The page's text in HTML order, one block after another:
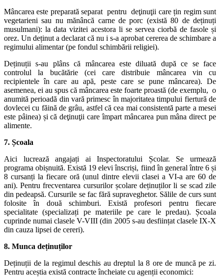
Mâncarea este preparată separat pentru deţinuţii care țin regim sunt
vegetarieni sau nu mănâncă carne de porc (există 80 de deținuți
musulmani): la data vizitei acestora li se servea ciorbă de fasole și
orez. Un deținut a declarat că nu i s-a aprobat cererea de schimbare a
regimului alimentar (pe fondul schimbării religiei).
Deținuții s-au plâns că mâncarea este diluată după ce se face
controlul la bucătărie (cei care distribuie mâncarea vin cu
recipientele în care au apă, peste care se pune mâncarea). De
asemenea, ei au spus că mâncarea este foarte proastă (de exemplu, o
anumită perioadă din vară primesc în majoritatea timpului fiertură de
dovlecei cu făină de grâu, astfel că cea mai consistentă parte a mesei
este pâinea) și că deţinuţii care împart mâncarea pun mâna direct pe
alimente.
7. Școala
Aici lucrează angajați ai Inspectoratului Școlar. Se urmează
programa obișnuită. Există 19 elevi înscriși, fiind în general între 6 și
8 cursanți la fiecare oră (unul dintre elevii clasei a VI-a are 60 de
ani). Pentru frecventarea cursurilor școlare deținuților li se scad zile
din pedeapsă. Cursurile se fac fără supraveghetor. Sălile de curs sunt
folosite în două schimburi. Există profesori pentru fiecare
specialitate (specializați pe materiile pe care le predau). Școala
cuprinde numai clasele V-VIII (din 2005 s-au desființat clasele IX-X
din cauza lipsei de cereri).
8. Munca deținuților
Deținuții de la regimul deschis au dreptul la 8 ore de muncă pe zi.
Pentru aceștia există contracte încheiate cu agenții economici: